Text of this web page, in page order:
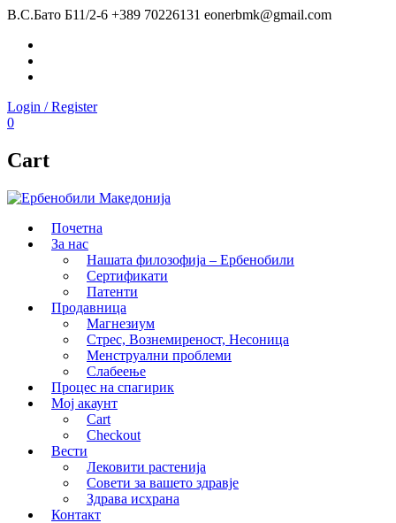
В.С.Бато Б11/2-6 +389 70226131 eonerbmk@gmail.com
Login / Register
0
Cart
Почетна
За нас
Нашата филозофија – Ербенобили
Сертификати
Патенти
Продавница
Магнезиум
Стрес, Вознемиреност, Несоница
Менструални проблеми
Слабеење
Процес на спагирик
Мој акаунт
Cart
Checkout
Вести
Лековити растенија
Совети за вашето здравје
Здрава исхрана
Контакт